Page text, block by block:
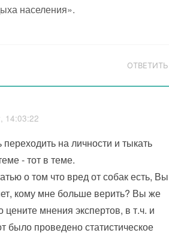
населения».
ОТВЕТИТЬ
14:03:22
на личности и тыкать
- тот в теме.
о том что вред от собак есть, Вы
кому мне больше верить? Вы же
цените мнения экспертов, в т.ч. и
было проведено статистическое